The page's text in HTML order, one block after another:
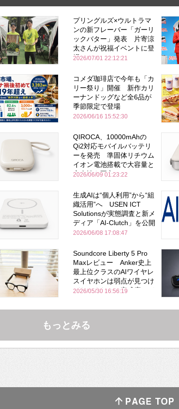
プリングルズ×ウルトラマ
ンの新フレーバー「ガーリ
ックバター」発表 片寄涼
太さんが祝福イベントに登
場
2026/07/01 22:12:21
コメダ珈琲店で今年も「カ
リー祭り」開催 新作カリ
ーナンドッグなど全6品が
季節限定で登場
2026/06/16 15:52:30
QIROCA、10000mAhの
Qi2対応モバイルバッテリ
ーを発売 準固体リチウム
イオン電池搭載で大容量と
安全性を両立
2026/06/09 01:23:22
生成AIは“個人利用”から“組
織活用”へ USEN ICT
Solutionsが実態調査と新メ
ディア「AI-Clutch」を公開
2026/06/08 17:08:47
Soundcore Liberty 5 Pro
Maxレビュー Anker史上
最上位クラスのAIワイヤレ
スイヤホンは弱点が見つけ
づらいくらいの完成度にび
Bose並み
2026/05/30 16:56:19
もっとみる